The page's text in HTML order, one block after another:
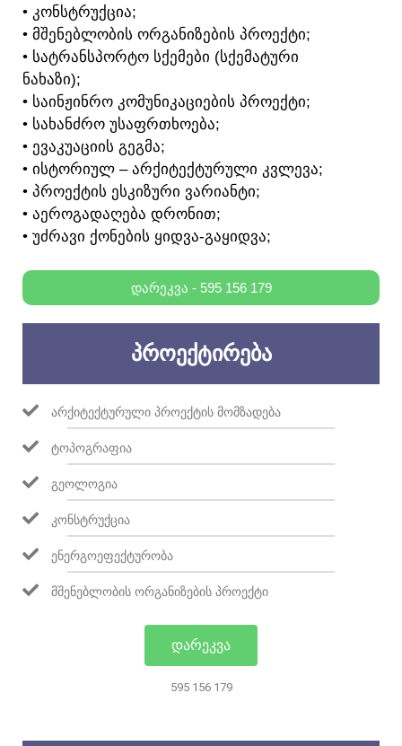
• ᲙᲝᲜᲡᲢᲠᲣᲥᲪᲘᲐ;
• ᲛᲨᲔᲜᲔᲑᲚᲝᲑᲘᲡ ᲝᲠᲒᲐᲜᲘᲖᲔᲑᲘᲡ ᲞᲠᲝᲔᲥᲢᲘ;
• ᲡᲐᲢᲠᲐᲜᲡᲞᲝᲠᲢᲝ ᲡᲥᲔᲛᲔᲑᲘ (ᲡᲥᲔᲛᲐᲢᲣᲠᲘ
ᲜᲐᲮᲐᲖᲘ);
• ᲡᲐᲘᲜᲟᲘᲜᲠᲝ ᲙᲝᲛᲣᲜᲘᲙᲐᲪᲘᲔᲑᲘᲡ ᲞᲠᲝᲔᲥᲢᲘ;
• ᲡᲐᲮᲐᲜᲫᲠᲝ ᲣᲡᲐᲤᲠᲗᲮᲝᲔᲑᲐ;
• ᲔᲕᲐᲙᲣᲐᲪᲘᲘᲡ ᲒᲔᲒᲛᲐ;
• ᲘᲡᲢᲝᲠᲘᲣᲚ – ᲐᲠᲥᲘᲢᲔᲥᲢᲣᲠᲣᲚᲘ ᲙᲕᲚᲔᲕᲐ;
• ᲞᲠᲝᲔᲥᲢᲘᲡ ᲔᲡᲙᲘᲖᲣᲠᲘ ᲕᲐᲠᲘᲐᲜᲢᲘ;
• ᲐᲔᲠᲝᲒᲐᲓᲐᲦᲔᲑᲐ ᲓᲠᲝᲜᲘᲗ;
• ᲣᲫᲠᲐᲕᲘ ᲥᲝᲜᲔᲑᲘᲡ ᲧᲘᲓᲕᲐ-ᲒᲐᲧᲘᲓᲕᲐ;
ᲓᲐᲠᲔᲙᲕᲐ - 595 156 179
ᲞᲠᲝᲔᲥᲢᲘᲠᲔᲑᲐ
ᲐᲠᲥᲘᲢᲔᲥᲢᲣᲠᲣᲚᲘ ᲞᲠᲝᲔᲥᲢᲘᲡ ᲛᲝᲛᲖᲐᲓᲔᲑᲐ
ᲢᲝᲞᲝᲒᲠᲐᲤᲘᲐ
ᲒᲔᲝᲚᲝᲒᲘᲐ
ᲙᲝᲜᲡᲢᲠᲣᲥᲪᲘᲐ
ᲔᲜᲔᲠᲒᲝᲔᲤᲔᲥᲢᲣᲠᲝᲑᲐ
ᲛᲨᲔᲜᲔᲑᲚᲝᲑᲘᲡ ᲝᲠᲒᲐᲜᲘᲖᲔᲑᲘᲡ ᲞᲠᲝᲔᲥᲢᲘ
ᲓᲐᲠᲔᲙᲕᲐ
595 156 179